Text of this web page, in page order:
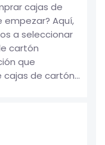
cajas de
Aquí,
a seleccionar
cartón
que
de cartón...